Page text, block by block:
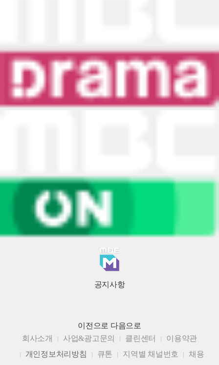
공지사항
이전으로 다음으로
회사소개
사업&광고문의 클린센터
이용약관
개인정보처리방침
큐톤 지역별 채널번호 채용